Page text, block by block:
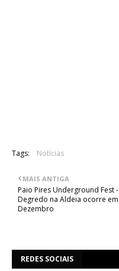
Tags: Notícias
MAIS ANTIGA
Paio Pires Underground Fest -
Degredo na Aldeia ocorre em
Dezembro
REDES SOCIAIS